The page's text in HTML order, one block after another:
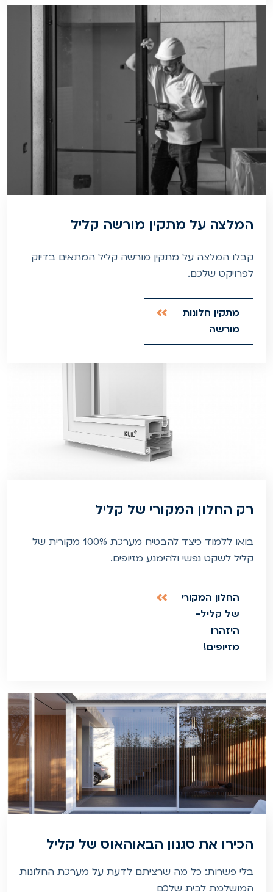
המלצה על מתקין מורשה קליל
קבלו המלצה על מתקין מורשה קליל המתאים בדיוק
לפרויקט שלכם.
מתקין חלונות
מורשה
רק החלון המקורי של קליל
בואו ללמוד כיצד להבטיח מערכת 100% מקורית של
קליל לשקט נפשי ולהימנע מזיופים.
החלון המקורי
של קליל-
היזהרו
מזיופים!
הכירו את סגנון הבאוהאוס של קליל
בלי פשרות: כל מה שרציתם לדעת על מערכת החלונות
המושלמת לבית שלכם